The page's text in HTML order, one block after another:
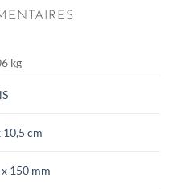
kg
10,5 cm
150 mm